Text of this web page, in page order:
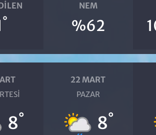
°
NEM
%62
8°
22 MART
PAZAR
8°